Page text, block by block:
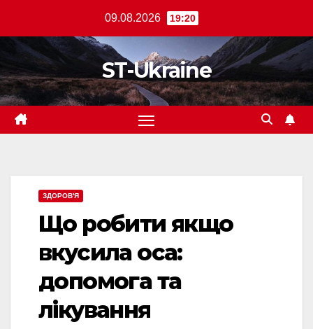
вмісту
09.08.2026 19:20
ST-Ukraine
ЗДОРОВ'Я
Що робити якщо
вкусила оса:
допомога та
лікування